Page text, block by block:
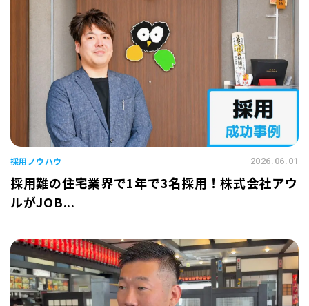
採用ノウハウ 2026.06.01
採用難の住宅業界で1年で3名採用！株式会社アウ
ルがJOB...